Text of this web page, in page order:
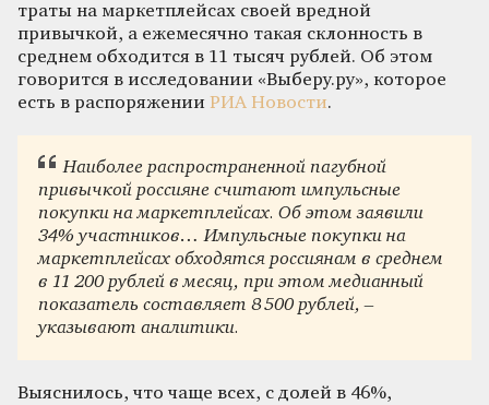
траты на маркетплейсах своей вредной
привычкой, а ежемесячно такая склонность в
среднем обходится в 11 тысяч рублей. Об этом
говорится в исследовании «Выберу.ру», которое
есть в распоряжении РИА Новости.
Наиболее распространенной пагубной
привычкой россияне считают импульсные
покупки на маркетплейсах. Об этом заявили
34% участников… Импульсные покупки на
маркетплейсах обходятся россиянам в среднем
в 11 200 рублей в месяц, при этом медианный
показатель составляет 8 500 рублей, –
указывают аналитики.
Выяснилось, что чаще всех, с долей в 46%,